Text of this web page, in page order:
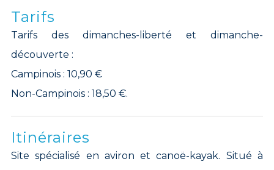
Tarifs
Tarifs des dimanches-liberté et dimanche-
découverte :
Campinois : 10,90 €
Non-Campinois : 18,50 €.
Itinéraires
Site spécialisé en aviron et canoë-kayak. Situé à